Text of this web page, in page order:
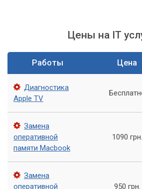
Независимо от сложности проблемы,
широкий спектр услуг прямо у вас
большинство повседневных IT-
подходящего мастера.
Среди наиболее востребованных
сервиса":
Ремонт компьютеров и ноутбуков
программный).
(Windows, macOS, Linux).
Цены на IT
Работы Цена
Диагностика
Apple TV
Замена
оперативной
памяти Macbook
1090 грн.
Замена
оперативной
950 грн.